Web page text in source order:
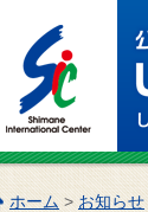
ホーム > お知らせ